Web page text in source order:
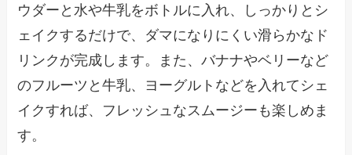
ウダーと水や牛乳をボトルに入れ、しっかりとシ
ェイクするだけで、ダマになりにくい滑らかなド
リンクが完成します。また、バナナやベリーなど
のフルーツと牛乳、ヨーグルトなどを入れてシェ
イクすれば、フレッシュなスムージーも楽しめま
す。